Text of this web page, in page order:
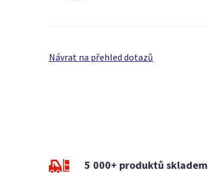
Návrat na přehled dotazů
5 000+ produktů skladem